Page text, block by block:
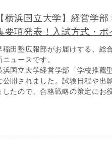
【横浜国立大学】経営学
要項発表！入試方式・ポ
稲田塾広報部がお届けする、総
ニュースです。
浜国立大学経営学部「学校推薦
公開されました。試験日程や出
したので、合格戦略の策定にお